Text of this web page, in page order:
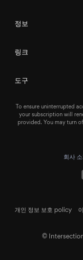
정보
링크
도구
To ensure uninterrupted
your subscription will
provided. You may turn
회사 소
개인 정보 보호 policy
©